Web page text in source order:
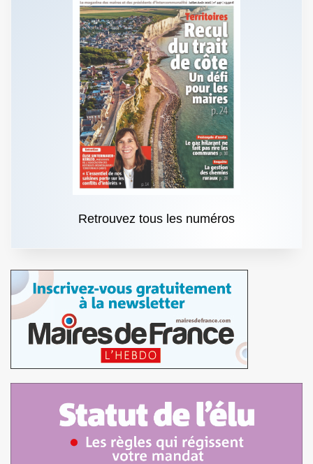
Retrouvez tous les numéros